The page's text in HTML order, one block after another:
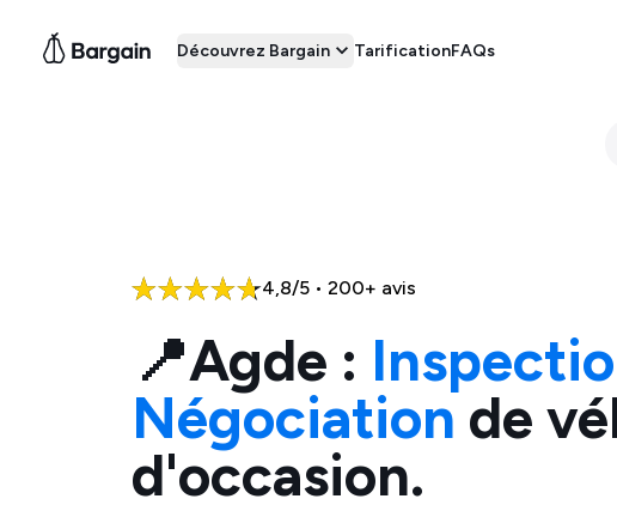
Découvrez Bargain TarificationFAQs
4,8/5 • 200+ avis
📍Agde :
Négociation de
d'occasion.